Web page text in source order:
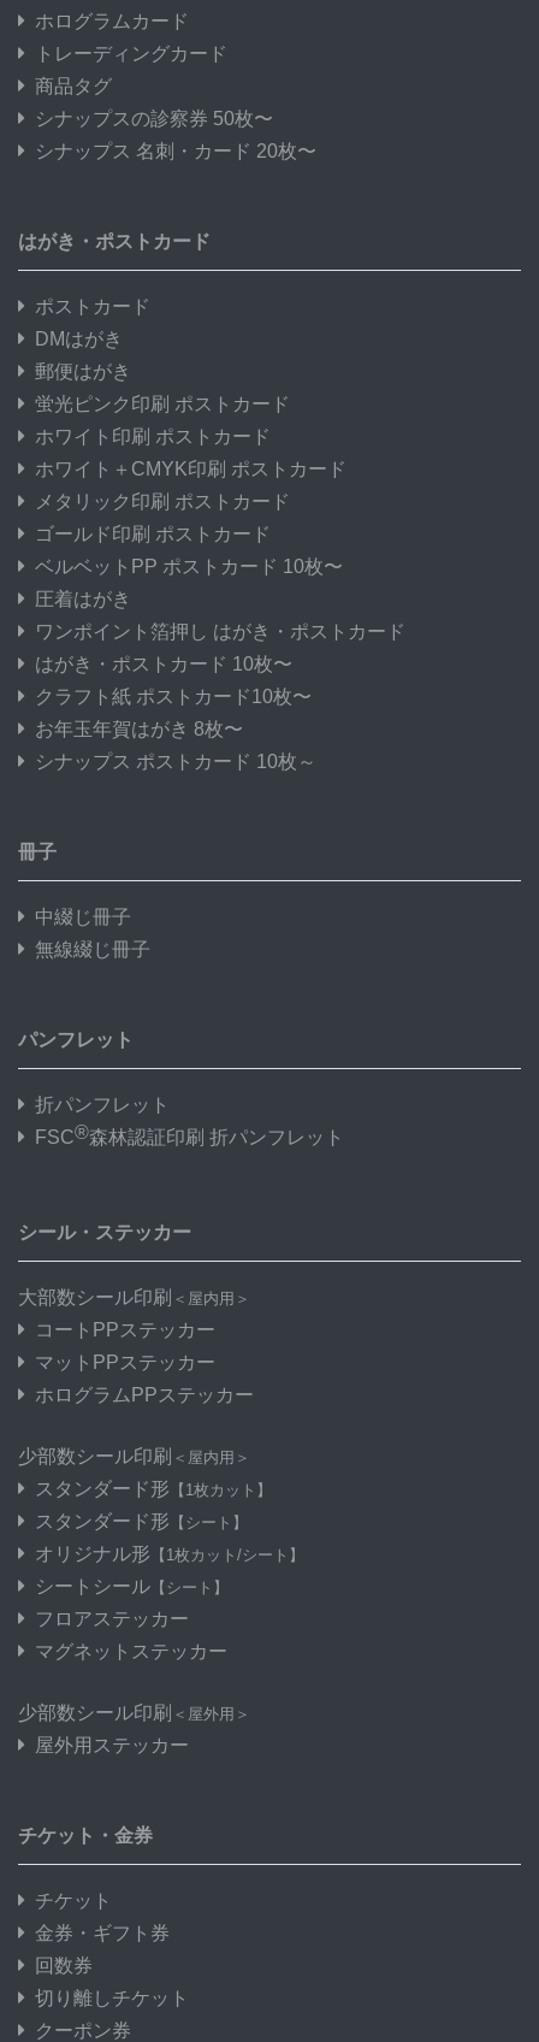
ホログラムカード
トレーディングカード
商品タグ
シナップスの診察券 50枚〜
シナップス 名刺・カード 20枚〜
はがき・ポストカード
ポストカード
DMはがき
郵便はがき
蛍光ピンク印刷 ポストカード
ホワイト印刷 ポストカード
ホワイト＋CMYK印刷 ポストカード
メタリック印刷 ポストカード
ゴールド印刷 ポストカード
ベルベットPP ポストカード 10枚〜
圧着はがき
ワンポイント箔押し はがき・ポストカード
はがき・ポストカード 10枚〜
クラフト紙 ポストカード10枚〜
お年玉年賀はがき 8枚〜
シナップス ポストカード 10枚～
冊子
中綴じ冊子
無線綴じ冊子
パンフレット
折パンフレット
FSC®森林認証印刷 折パンフレット
シール・ステッカー
大部数シール印刷 ＜屋内用＞
コートPPステッカー
マットPPステッカー
ホログラムPPステッカー
少部数シール印刷 ＜屋内用＞
スタンダード形 【1枚カット】
スタンダード形 【シート】
オリジナル形 【1枚カット/シート】
シートシール 【シート】
フロアステッカー
マグネットステッカー
少部数シール印刷 ＜屋外用＞
屋外用ステッカー
チケット・金券
チケット
金券・ギフト券
回数券
切り離しチケット
クーポン券